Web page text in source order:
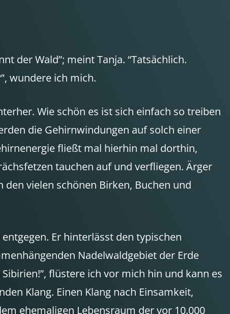
der Wald”; meint Tanja. “Tatsächlich.
wundere ich mich.
Wie schön es ist sich einfach so treiben
die Gehirnwindungen auf solch einer
fließt mal hierhin mal dorthin,
tauchen auf und verfliegen. Ärger
vielen schönen Birken, Buchen und
Er hinterlässt den typischen
Nadelwaldgebiet der Erde
flüstere ich vor mich hin und kann es
Klang. Einen Klang nach Einsamkeit,
ehemaligen Lebensraum der vor 10.000